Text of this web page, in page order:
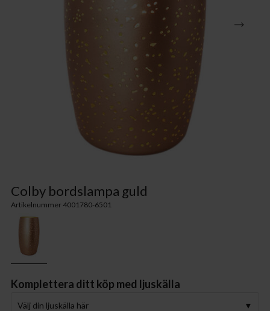
Colby bordslampa guld
Artikelnummer 4001780-6501
Komplettera ditt köp med ljuskälla
Välj din ljuskälla här